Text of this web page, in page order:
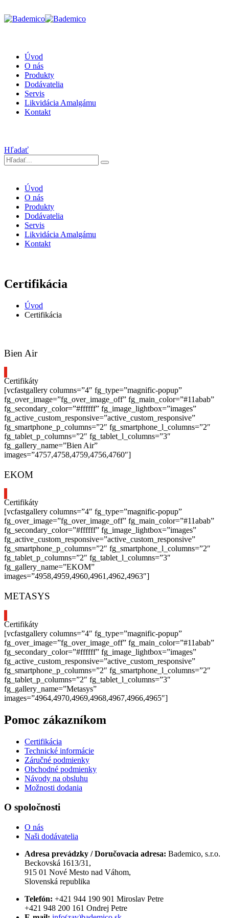
Úvod
O nás
Produkty
Dodávatelia
Servis
Likvidácia Amalgámu
Kontakt
Hľadať
Úvod
O nás
Produkty
Dodávatelia
Servis
Likvidácia Amalgámu
Kontakt
Certifikácia
Úvod
Certifikácia
Bien Air
Certifikáty
[vcfastgallery columns=”4″ fg_type=”magnific-popup”
fg_over_image=”fg_over_image_off” fg_main_color=”#11abab”
fg_secondary_color=”#ffffff” fg_image_lightbox=”images”
fg_active_custom_responsive=”active_custom_responsive”
fg_smartphone_p_columns=”2″ fg_smartphone_l_columns=”2″
fg_tablet_p_columns=”2″ fg_tablet_l_columns=”3″
fg_gallery_name=”Bien Air”
images=”4757,4758,4759,4756,4760″]
EKOM
Certifikáty
[vcfastgallery columns=”4″ fg_type=”magnific-popup”
fg_over_image=”fg_over_image_off” fg_main_color=”#11abab”
fg_secondary_color=”#ffffff” fg_image_lightbox=”images”
fg_active_custom_responsive=”active_custom_responsive”
fg_smartphone_p_columns=”2″ fg_smartphone_l_columns=”2″
fg_tablet_p_columns=”2″ fg_tablet_l_columns=”3″
fg_gallery_name=”EKOM”
images=”4958,4959,4960,4961,4962,4963″]
METASYS
Certifikáty
[vcfastgallery columns=”4″ fg_type=”magnific-popup”
fg_over_image=”fg_over_image_off” fg_main_color=”#11abab”
fg_secondary_color=”#ffffff” fg_image_lightbox=”images”
fg_active_custom_responsive=”active_custom_responsive”
fg_smartphone_p_columns=”2″ fg_smartphone_l_columns=”2″
fg_tablet_p_columns=”2″ fg_tablet_l_columns=”3″
fg_gallery_name=”Metasys”
images=”4964,4970,4969,4968,4967,4966,4965″]
Pomoc zákazníkom
Certifikácia
Technické informácie
Záručné podmienky
Obchodné podmienky
Návody na obsluhu
Možnosti dodania
O spoločnosti
O nás
Naši dodávatelia
Adresa prevádzky / Doručovacia adresa: Bademico, s.r.o.
Beckovská 1613/31,
915 01 Nové Mesto nad Váhom,
Slovenská republika
Telefón: +421 944 190 901 Miroslav Petre
+421 948 200 161 Ondrej Petre